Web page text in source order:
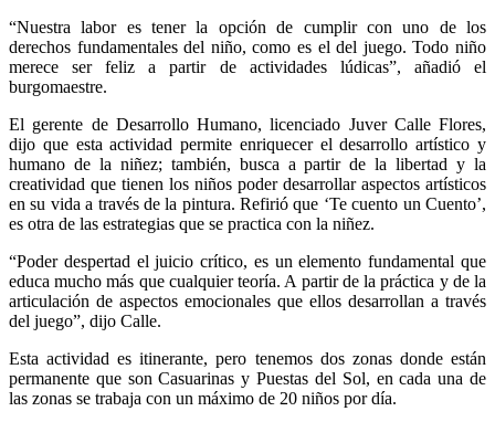
“Nuestra labor es tener la opción de cumplir con uno de los
derechos fundamentales del niño, como es el del juego. Todo niño
merece ser feliz a partir de actividades lúdicas”, añadió el
burgomaestre.
El gerente de Desarrollo Humano, licenciado Juver Calle Flores,
dijo que esta actividad permite enriquecer el desarrollo artístico y
humano de la niñez; también, busca a partir de la libertad y la
creatividad que tienen los niños poder desarrollar aspectos artísticos
en su vida a través de la pintura. Refirió que ‘Te cuento un Cuento’,
es otra de las estrategias que se practica con la niñez.
“Poder despertad el juicio crítico, es un elemento fundamental que
educa mucho más que cualquier teoría. A partir de la práctica y de la
articulación de aspectos emocionales que ellos desarrollan a través
del juego”, dijo Calle.
Esta actividad es itinerante, pero tenemos dos zonas donde están
permanente que son Casuarinas y Puestas del Sol, en cada una de
las zonas se trabaja con un máximo de 20 niños por día.